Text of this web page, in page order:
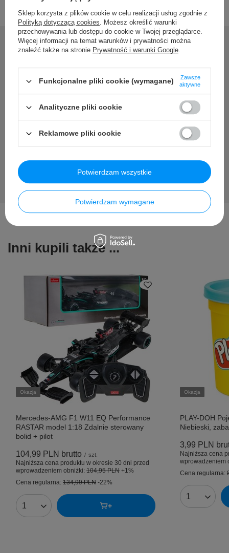
Potrzebujesz pomocy? Masz
pytania?
Zadaj pytanie a my odpowiemy niezwłocznie, najciekawsze
Zadaj pytanie
Inni kupili także ...
Okazja
Mercedes-AMG F1 W11 EQ Performance
RASTAR model 1:18 Zdalnie sterowany
bolid + pilot
104,99 PLN brutto / szt.
Najniższa cena produktu w okresie 30 dni przed
wprowadzeniem obniżki: 104,95 PLN +1%
Cena regularna: 134,99 PLN -22%
Ilość produktów
Okazja
PLAY-DOH
Niebieski,
3,99 PLN
Najniższa cena
wprowadzeniem
Cena regularna:
Ilość
Sklep korzysta z plików cookie w celu realizacji usług zgodnie z
Polityką dotyczącą cookies. Możesz określić warunki
przechowywania lub dostępu do cookie w Twojej przeglądarce.
Więcej informacji na temat warunków i prywatności można
znaleźć także na stronie Prywatność i warunki Google.
Funkcjonalne pliki cookie (wymagane)
Zawsze
aktywne
Analityczne pliki cookie
Reklamowe pliki cookie
Potwierdzam wymagane
Potwierdzam wszystkie